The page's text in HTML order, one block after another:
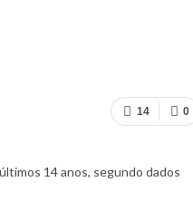
0
14
14 anos, segundo dados